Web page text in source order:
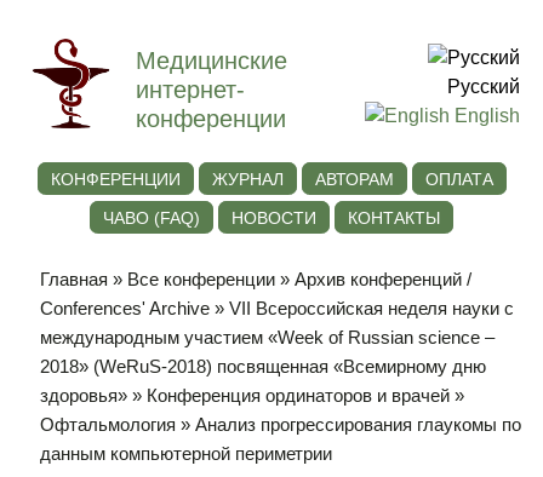
Медицинские
интернет-
конференции
Русский
English
КОНФЕРЕНЦИИ ЖУРНАЛ АВТОРАМ
ОПЛАТА
ЧАВО (FAQ)
НОВОСТИ КОНТАКТЫ
Главная » Все конференции »Архив конференций /
Conferences' Archive »VII Всероссийская неделя науки с
международным участием «Week of Russian science –
2018» (WeRuS-2018) посвященная «Всемирному дню
здоровья» » Конференция ординаторов и врачей »
Офтальмология » Анализ прогрессирования глаукомы по
данным компьютерной периметрии